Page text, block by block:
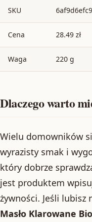
SKU
Cena 28.49 zł
Waga 220 g
Dlaczego warto
Wielu domowników
wyrazisty smak i
który dobrze
jest produktem
żywności. Jeśli lubisz
Masło Klarowane